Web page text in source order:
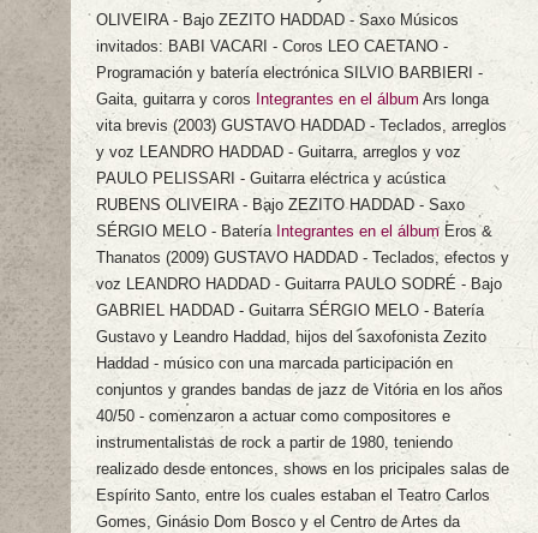
OLIVEIRA - Bajo ZEZITO HADDAD - Saxo Músicos
invitados: BABI VACARI - Coros LEO CAETANO -
Programación y batería electrónica SILVIO BARBIERI -
Gaita, guitarra y coros Integrantes en el álbum Ars longa
vita brevis (2003) GUSTAVO HADDAD - Teclados, arreglos
y voz LEANDRO HADDAD - Guitarra, arreglos y voz
PAULO PELISSARI - Guitarra eléctrica y acústica
RUBENS OLIVEIRA - Bajo ZEZITO HADDAD - Saxo
SÉRGIO MELO - Batería Integrantes en el álbum Eros &
Thanatos (2009) GUSTAVO HADDAD - Teclados, efectos y
voz LEANDRO HADDAD - Guitarra PAULO SODRÉ - Bajo
GABRIEL HADDAD - Guitarra SÉRGIO MELO - Batería
Gustavo y Leandro Haddad, hijos del saxofonista Zezito
Haddad - músico con una marcada participación en
conjuntos y grandes bandas de jazz de Vitória en los años
40/50 - comenzaron a actuar como compositores e
instrumentalistas de rock a partir de 1980, teniendo
realizado desde entonces, shows en los pricipales salas de
Espírito Santo, entre los cuales estaban el Teatro Carlos
Gomes, Ginásio Dom Bosco y el Centro de Artes da